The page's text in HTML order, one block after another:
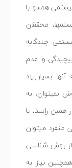
همسو با
محققان
چندگانه
و عدم
بسیارزیاد
نمیتوان، به
راستا، با
میتوان
از روش شناسی
نیاز به